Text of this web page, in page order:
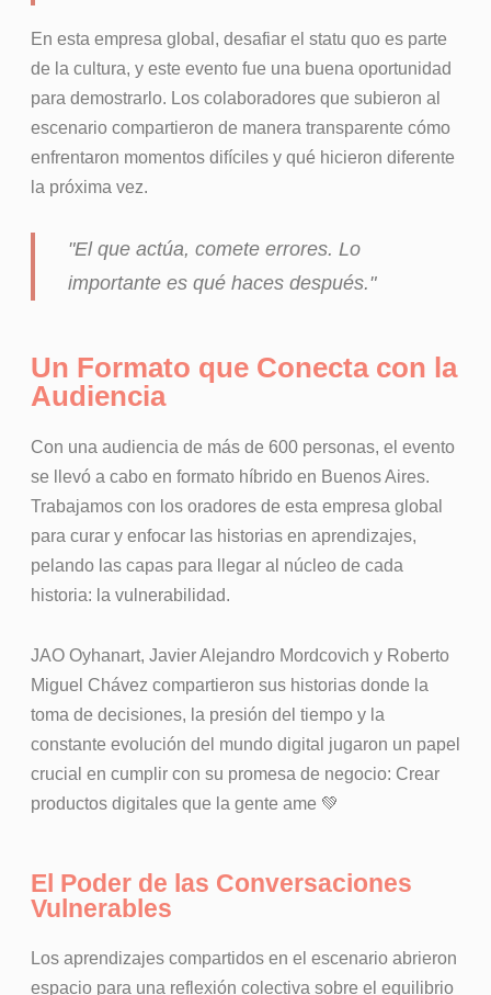
En esta empresa global, desafiar el statu quo es parte
de la cultura, y este evento fue una buena oportunidad
para demostrarlo. Los colaboradores que subieron al
escenario compartieron de manera transparente cómo
enfrentaron momentos difíciles y qué hicieron diferente
la próxima vez.
"El que actúa, comete errores. Lo
importante es qué haces después."
Un Formato que Conecta con la
Audiencia
Con una audiencia de más de 600 personas, el evento
se llevó a cabo en formato híbrido en Buenos Aires.
Trabajamos con los oradores de esta empresa global
para curar y enfocar las historias en aprendizajes,
pelando las capas para llegar al núcleo de cada
historia: la vulnerabilidad.
JAO Oyhanart, Javier Alejandro Mordcovich y Roberto
Miguel Chávez compartieron sus historias donde la
toma de decisiones, la presión del tiempo y la
constante evolución del mundo digital jugaron un papel
crucial en cumplir con su promesa de negocio: Crear
productos digitales que la gente ame 💚
El Poder de las Conversaciones
Vulnerables
Los aprendizajes compartidos en el escenario abrieron
espacio para una reflexión colectiva sobre el equilibrio